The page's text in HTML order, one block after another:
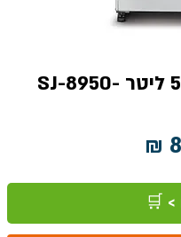
מקרר שארפ 4 דלתות 572 ליטר SJ-8950-
מבצע
> 🛒